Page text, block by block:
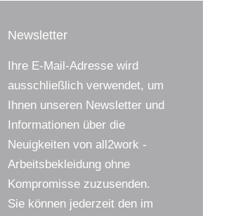
Newsletter
Ihre E-Mail-Adresse wird
ausschließlich verwendet, um
Ihnen unseren Newsletter und
Informationen über die
Neuigkeiten von all2work -
Arbeitsbekleidung ohne
Kompromisse zuzusenden.
Sie können jederzeit den im